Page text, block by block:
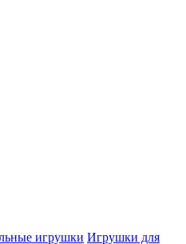
игрушки Игрушки для